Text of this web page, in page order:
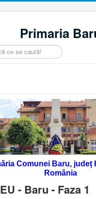
Primaria
noi
OnlineComunei Baru, județ
România
- Baru - Faza 1